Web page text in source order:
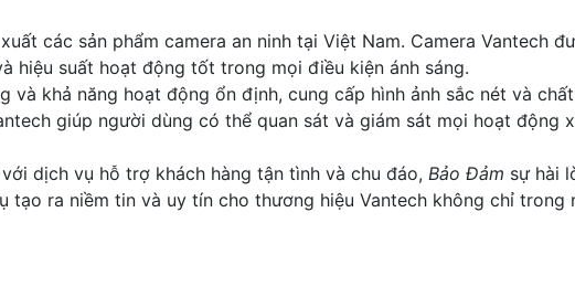
các sản phẩm camera an ninh tại Việt Nam. Camera Vantech
hiệu suất hoạt động tốt trong mọi điều kiện ánh sáng.
và khả năng hoạt động ổn định, cung cấp hình ảnh sắc nét và
giúp người dùng có thể quan sát và giám sát mọi hoạt động
dịch vụ hỗ trợ khách hàng tận tình và chu đáo, Bảo Đảm sự hài
tạo ra niềm tin và uy tín cho thương hiệu Vantech không chỉ